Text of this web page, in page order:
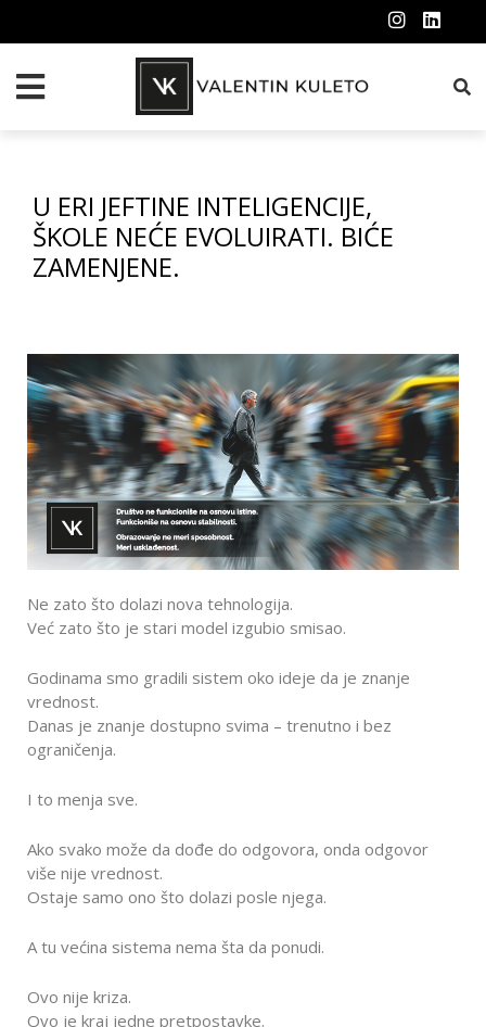
U ERI JEFTINE INTELIGENCIJE,
ŠKOLE NEĆE EVOLUIRATI. BIĆE
ZAMENJENE.
Ne zato što dolazi nova tehnologija.
Već zato što je stari model izgubio smisao.
Godinama smo gradili sistem oko ideje da je znanje
vrednost.
Danas je znanje dostupno svima – trenutno i bez
ograničenja.
I to menja sve.
Ako svako može da dođe do odgovora, onda odgovor
više nije vrednost.
Ostaje samo ono što dolazi posle njega.
A tu većina sistema nema šta da ponudi.
Ovo nije kriza.
Ovo je kraj jedne pretpostavke.